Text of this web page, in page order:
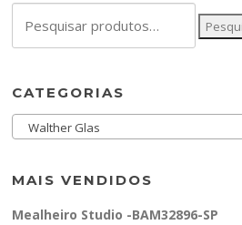
por:
CATEGORIAS
Walther Glas
MAIS VENDIDOS
Mealheiro Studio -BAM32896-SP